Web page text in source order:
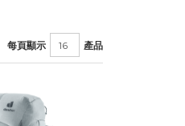
每頁顯示 產品